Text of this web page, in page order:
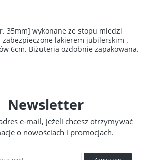
35mm] wykonane ze stopu miedzi
zabezpieczone lakierem jubilerskim .
6cm. Biżuteria ozdobnie zapakowana.
Newsletter
e-mail, jeżeli chcesz otrzymywać
o nowościach i promocjach.